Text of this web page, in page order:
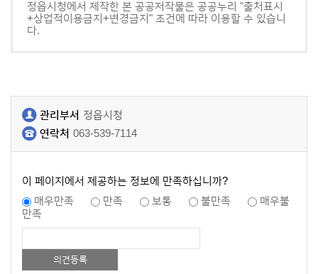
정읍시청에서 제작한 본 공공저작물은 공공누리 "출처표시
+상업적이용금지+변경금지" 조건에 따라 이용할 수 있습니
다.
관리부서 정읍시청
연락처 063-539-7114
이 페이지에서 제공하는 정보에 만족하십니까?
매우만족
만족 보통 불만족
매우불
만족